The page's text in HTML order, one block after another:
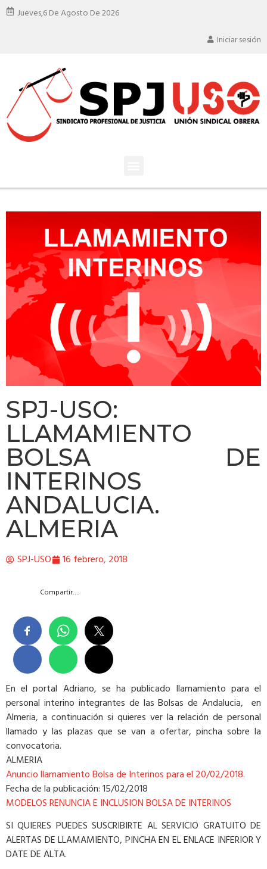
Jueves,6 De Agosto De 2026
Iniciar sesión
SPJ-USO:
LLAMAMIENTO
BOLSA DE
INTERINOS
ANDALUCIA.
ALMERIA
SPJ-USO 16 febrero, 2018
Compartir….
En el portal Adriano, se ha publicado llamamiento para el
personal interino integrantes de las Bolsas de Andalucia, en
Almeria, a continuación si quieres ver la relación de personal
llamado y las plazas que se van a ofertar, pincha sobre la
convocatoria.
ALMERIA
Anuncio llamamiento Bolsa de Interinos para el 20/02/2018.
Fecha de la publicación: 15/02/2018
MODELOS RENUNCIA E INCLUSION BOLSA DE INTERINOS
SI QUIERES PUEDES SUSCRIBIRTE AL SERVICIO GRATUITO DE
ALERTAS DE LLAMAMIENTO, PINCHA EN EL ENLACE INFERIOR Y
DATE DE ALTA.